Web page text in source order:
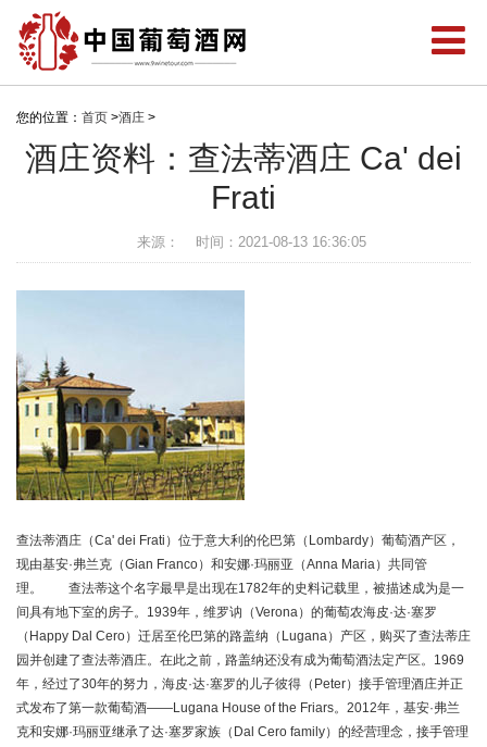
您的位置： 首页 >酒庄 >
酒庄资料：查法蒂酒庄 Ca' dei
Frati
来源： 时间：2021-08-13 16:36:05
查法蒂酒庄（Ca' dei Frati）位于意大利的伦巴第（Lombardy）葡萄酒产区，
现由基安·弗兰克（Gian Franco）和安娜·玛丽亚（Anna Maria）共同管
理。 查法蒂这个名字最早是出现在1782年的史料记载里，被描述成为是一
间具有地下室的房子。1939年，维罗讷（Verona）的葡萄农海皮·达·塞罗
（Happy Dal Cero）迁居至伦巴第的路盖纳（Lugana）产区，购买了查法蒂庄
园并创建了查法蒂酒庄。在此之前，路盖纳还没有成为葡萄酒法定产区。1969
年，经过了30年的努力，海皮·达·塞罗的儿子彼得（Peter）接手管理酒庄并正
式发布了第一款葡萄酒——Lugana House of the Friars。2012年，基安·弗兰
克和安娜·玛丽亚继承了达·塞罗家族（Dal Cero family）的经营理念，接手管理